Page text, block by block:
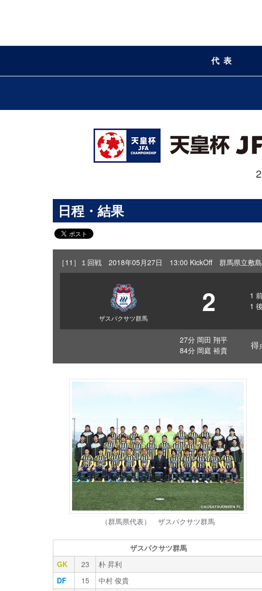
代表
日程・結果
［11］１回戦 2018年05月27日 13:00 KickOff 群馬県立敷
ザスパクサツ群馬 2 1
1
27分 岡田 翔平
84分 岡庭 裕貴
得
（群馬県代表） ザスパクサツ群馬
ザスパクサツ群馬
GK
23 朴 昇利
DF
15 中村 俊貴